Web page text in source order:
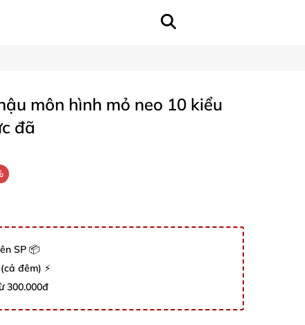
môn hình mỏ neo 10 kiểu
đã
SP 📦
đêm) ⚡
300.000đ